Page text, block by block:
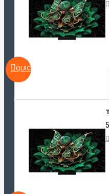
QUICKVIEW